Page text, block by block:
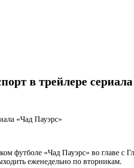
в трейлере
футболе «Чад Пауэрс» во главе
еженедельно по вторникам.